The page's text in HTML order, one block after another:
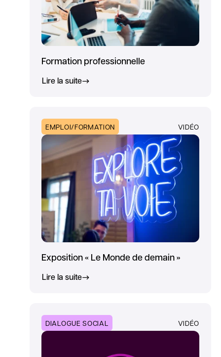
Formation professionnelle
Lire la suite
EMPLOI/FORMATION VIDÉO
Exposition « Le Monde de demain »
Lire la suite
DIALOGUE SOCIAL VIDÉO